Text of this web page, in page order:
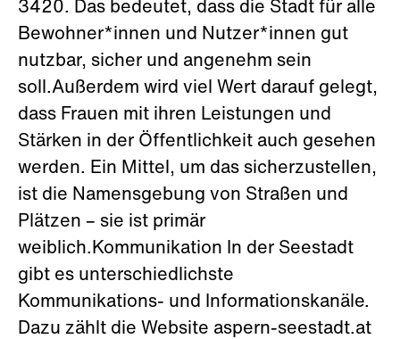
3420. Das bedeutet, dass die Stadt für alle
Bewohner*innen und Nutzer*innen gut
nutzbar, sicher und angenehm sein
soll.Außerdem wird viel Wert darauf gelegt,
dass Frauen mit ihren Leistungen und
Stärken in der Öffentlichkeit auch gesehen
werden. Ein Mittel, um das sicherzustellen,
ist die Namensgebung von Straßen und
Plätzen – sie ist primär
weiblich.Kommunikation In der Seestadt
gibt es unterschiedlichste
Kommunikations- und Informationskanäle.
Dazu zählt die Website aspern-seestadt.at